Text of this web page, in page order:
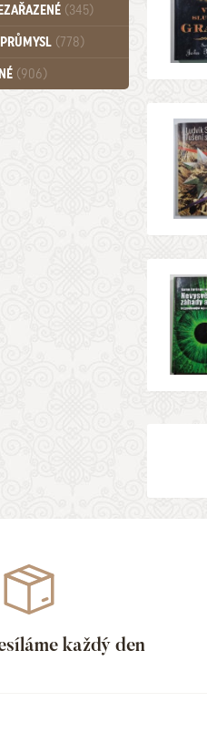
(499)
(345)
(778)
(906)
každý den